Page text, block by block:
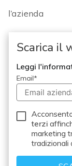
l’azienda
Scarica il
Leggi
Email*
terzi
marketing
tradizionali